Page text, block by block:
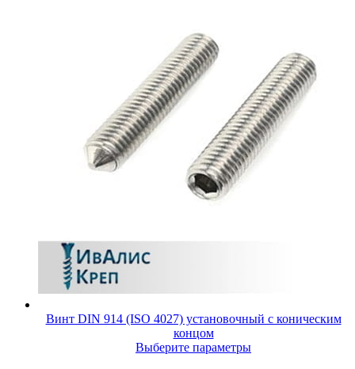
Винт DIN 914 (ISO 4027) установочный с коническим
концом
Выберите параметры